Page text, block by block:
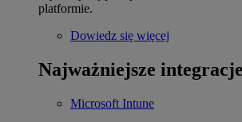
platformie.
Dowiedz się więcej
Najważniejsze integracje
Microsoft Intune